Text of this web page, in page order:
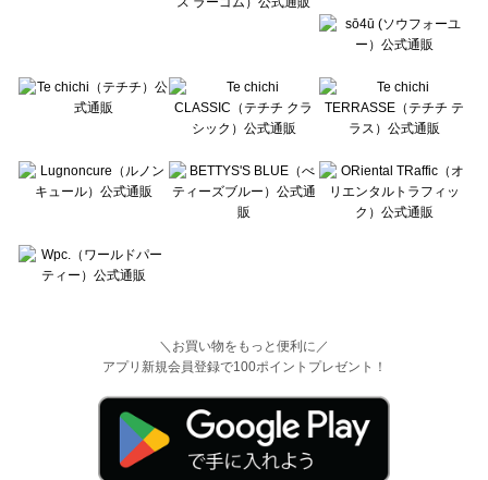
＼お買い物をもっと便利に／
アプリ新規会員登録で100ポイントプレゼント！